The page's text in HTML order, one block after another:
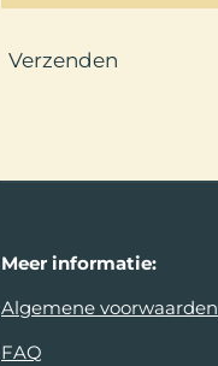
Verzenden
Meer informatie:
Algemene voorwaarden
FAQ